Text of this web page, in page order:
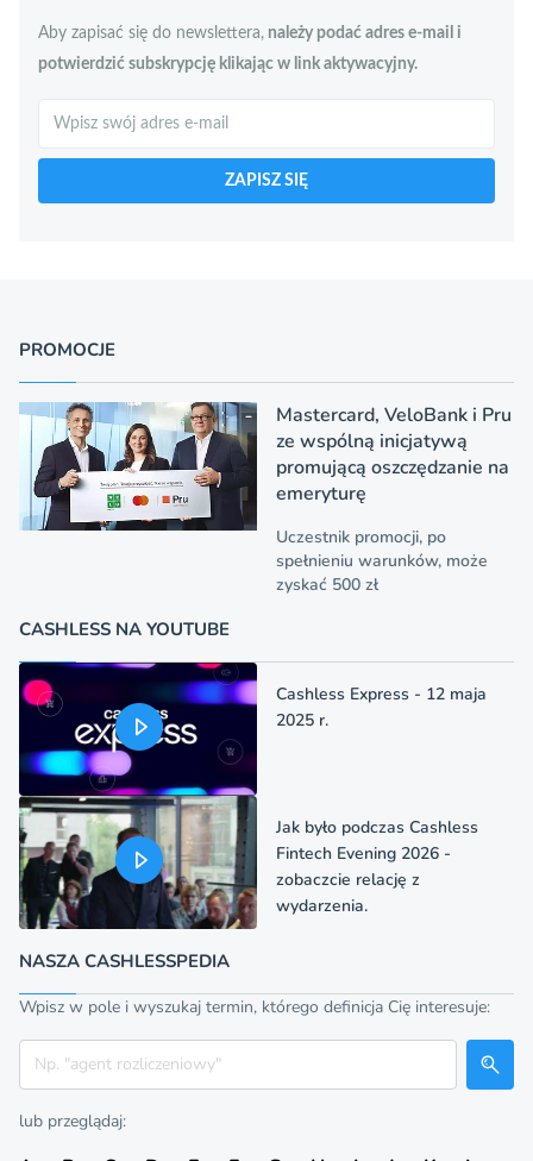
Aby zapisać się do newslettera, należy podać adres e-mail i
potwierdzić subskrypcję klikając w link aktywacyjny.
ZAPISZ SIĘ
PROMOCJE
Mastercard, VeloBank i Pru
ze wspólną inicjatywą
promującą oszczędzanie na
emeryturę
Uczestnik promocji, po
spełnieniu warunków, może
zyskać 500 zł
CASHLESS NA YOUTUBE
Cashless Express - 12 maja
2025 r.
Jak było podczas Cashless
Fintech Evening 2026 -
zobaczcie relację z
wydarzenia.
NASZA CASHLESSPEDIA
Wpisz w pole i wyszukaj termin, którego definicja Cię interesuje:
Szukaj
lub przeglądaj: